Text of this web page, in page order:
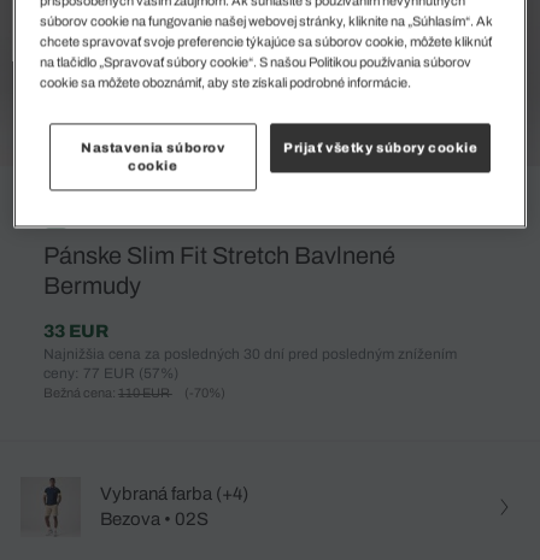
Pánske Slim Fit Stretch Bavlnené
Bermudy
33 EUR
Najnižšia cena za posledných 30 dní pred posledným znížením
ceny: 77 EUR (57%)
Bežná cena: 110 EUR (-70%)
Vybraná farba (+4)
Bezova • 02S
súborov cookie na fungovanie našej webovej stránky, kliknite na „Súhlasím“. Ak
chcete spravovať svoje preferencie týkajúce sa súborov cookie, môžete kliknúť
na tlačidlo „Spravovať súbory cookie“. S našou Politikou používania súborov
cookie sa môžete oboznámiť, aby ste získali podrobné informácie.
Nastavenia súborov
cookie
Prijať všetky súbory cookie